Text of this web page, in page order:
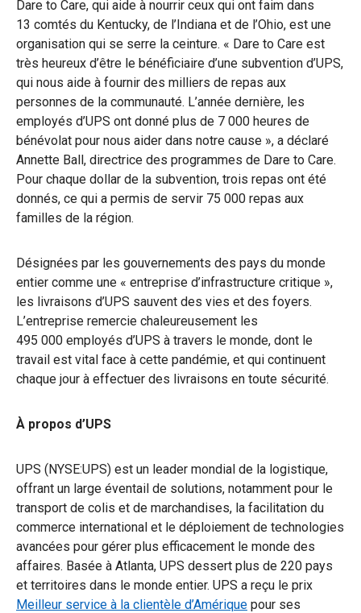
Dare to Care, qui aide à nourrir ceux qui ont faim dans
13 comtés du Kentucky, de l’Indiana et de l’Ohio, est une
organisation qui se serre la ceinture. « Dare to Care est
très heureux d’être le bénéficiaire d’une subvention d’UPS,
qui nous aide à fournir des milliers de repas aux
personnes de la communauté. L’année dernière, les
employés d’UPS ont donné plus de 7 000 heures de
bénévolat pour nous aider dans notre cause », a déclaré
Annette Ball, directrice des programmes de Dare to Care.
Pour chaque dollar de la subvention, trois repas ont été
donnés, ce qui a permis de servir 75 000 repas aux
familles de la région.
Désignées par les gouvernements des pays du monde
entier comme une « entreprise d’infrastructure critique »,
les livraisons d’UPS sauvent des vies et des foyers.
L’entreprise remercie chaleureusement les
495 000 employés d’UPS à travers le monde, dont le
travail est vital face à cette pandémie, et qui continuent
chaque jour à effectuer des livraisons en toute sécurité.
À propos d’UPS
UPS (NYSE:UPS) est un leader mondial de la logistique,
offrant un large éventail de solutions, notamment pour le
transport de colis et de marchandises, la facilitation du
commerce international et le déploiement de technologies
avancées pour gérer plus efficacement le monde des
affaires. Basée à Atlanta, UPS dessert plus de 220 pays
et territoires dans le monde entier. UPS a reçu le prix
Meilleur service à la clientèle d’Amérique pour ses